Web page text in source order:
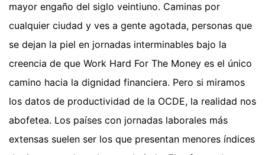
mayor engaño del siglo veintiuno. Caminas por
cualquier ciudad y ves a gente agotada, personas que
se dejan la piel en jornadas interminables bajo la
creencia de que Work Hard For The Money es el único
camino hacia la dignidad financiera. Pero si miramos
los datos de productividad de la OCDE, la realidad nos
abofetea. Los países con jornadas laborales más
extensas suelen ser los que presentan menores índices